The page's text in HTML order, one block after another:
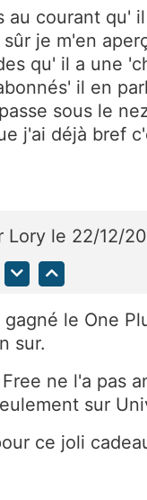
au courant qu'
je m'en
qu' il a une
il en
sous le
j'ai déjà bref
Lory le 22/12/
le One
sur.
ne l'a pas
sur
ce joli